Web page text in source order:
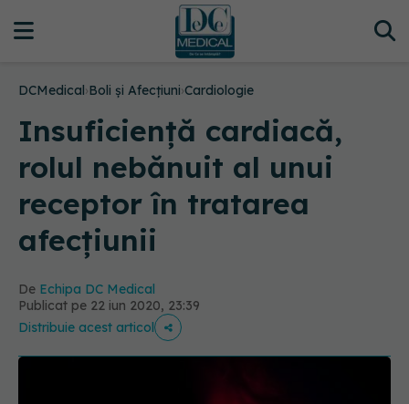
DCMedical›Boli și Afecțiuni›Cardiologie
Insuficiență cardiacă,
rolul nebănuit al unui
receptor în tratarea
afecțiunii
De Echipa DC Medical
Publicat pe 22 iun 2020, 23:39
Distribuie acest articol